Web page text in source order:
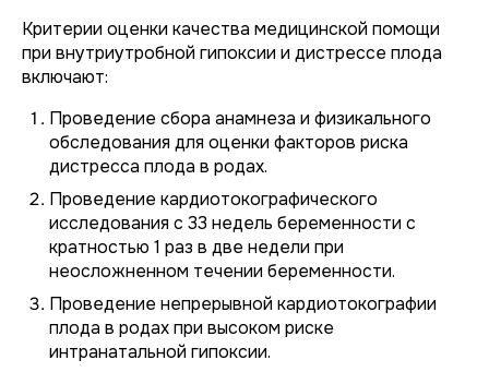
Критерии оценки качества медицинской помощи
при внутриутробной гипоксии и дистрессе плода
включают:
Проведение сбора анамнеза и физикального
обследования для оценки факторов риска
дистресса плода в родах.
Проведение кардиотокографического
исследования с 33 недель беременности с
кратностью 1 раз в две недели при
неосложненном течении беременности.
Проведение непрерывной кардиотокографии
плода в родах при высоком риске
интранатальной гипоксии.